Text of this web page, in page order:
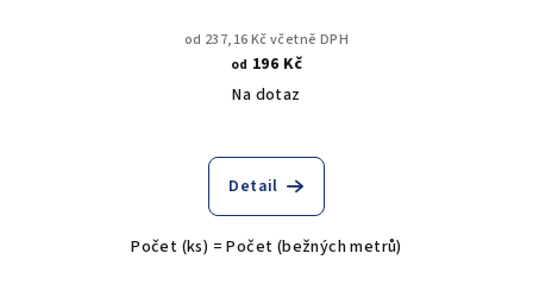
od 237,16 Kč včetně DPH
od 196 Kč
Na dotaz
Detail
Počet (ks) = Počet (bežných metrů)